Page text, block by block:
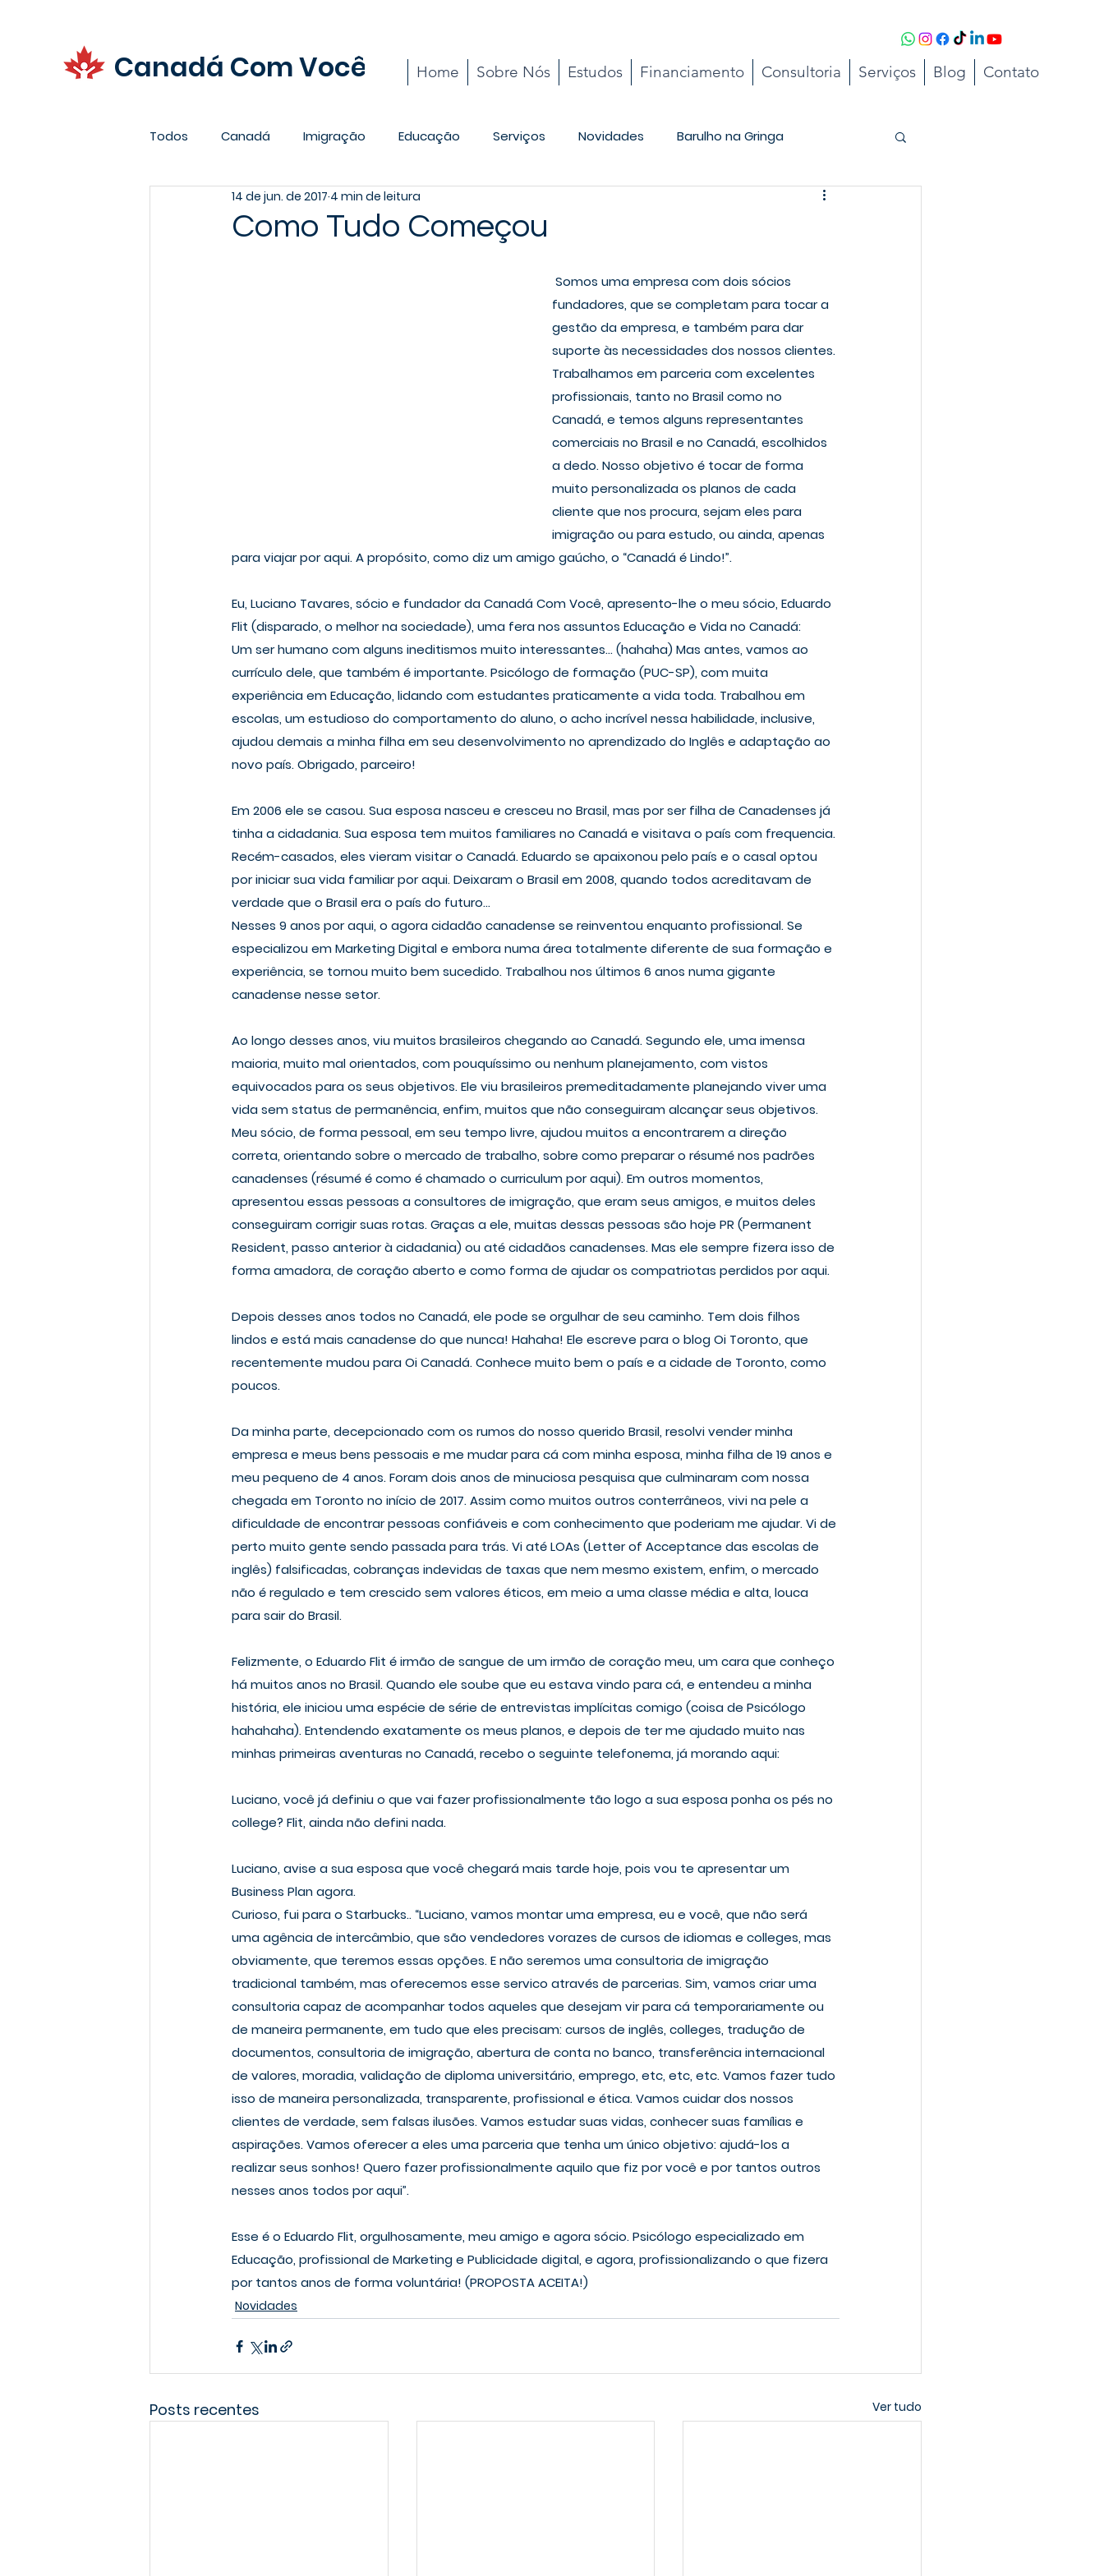
Canadá Com Você Home Sobre Nós Estudos Financiamento Consultoria Serviços Blog Contato
Todos Canadá Imigração Educação Serviços Novidades Barulho na Gringa
Promoções Carreira Cotidiano
Como Tudo Começou
14 de jun. de 2017 4 min de leitura
fundadores, que se completam para tocar a
gestão da empresa, e também para dar
suporte às necessidades dos nossos clientes.
Trabalhamos em parceria com excelentes
profissionais, tanto no Brasil como no
Canadá, e temos alguns representantes
comerciais no Brasil e no Canadá, escolhidos
a dedo. Nosso objetivo é tocar de forma
muito personalizada os planos de cada
cliente que nos procura, sejam eles para
imigração ou para estudo, ou ainda, apenas
para viajar por aqui. A propósito, como diz um amigo gaúcho, o “Canadá é Lindo!”.
Eu, Luciano Tavares, sócio e fundador da Canadá Com Você, apresento-lhe o meu sócio, Eduardo
Flit (disparado, o melhor na sociedade), uma fera nos assuntos Educação e Vida no Canadá:
Um ser humano com alguns ineditismos muito interessantes… (hahaha) Mas antes, vamos ao
currículo dele, que também é importante. Psicólogo de formação (PUC-SP), com muita
experiência em Educação, lidando com estudantes praticamente a vida toda. Trabalhou em
escolas, um estudioso do comportamento do aluno, o acho incrível nessa habilidade, inclusive,
ajudou demais a minha filha em seu desenvolvimento no aprendizado do Inglês e adaptação ao
novo país. Obrigado, parceiro!
Em 2006 ele se casou. Sua esposa nasceu e cresceu no Brasil, mas por ser filha de Canadenses já
tinha a cidadania. Sua esposa tem muitos familiares no Canadá e visitava o país com frequencia.
Recém-casados, eles vieram visitar o Canadá. Eduardo se apaixonou pelo país e o casal optou
por iniciar sua vida familiar por aqui. Deixaram o Brasil em 2008, quando todos acreditavam de
verdade que o Brasil era o país do futuro…
Nesses 9 anos por aqui, o agora cidadão canadense se reinventou enquanto profissional. Se
especializou em Marketing Digital e embora numa área totalmente diferente de sua formação e
experiência, se tornou muito bem sucedido. Trabalhou nos últimos 6 anos numa gigante
canadense nesse setor.
Ao longo desses anos, viu muitos brasileiros chegando ao Canadá. Segundo ele, uma imensa
maioria, muito mal orientados, com pouquíssimo ou nenhum planejamento, com vistos
equivocados para os seus objetivos. Ele viu brasileiros premeditadamente planejando viver uma
vida sem status de permanência, enfim, muitos que não conseguiram alcançar seus objetivos.
Meu sócio, de forma pessoal, em seu tempo livre, ajudou muitos a encontrarem a direção
correta, orientando sobre o mercado de trabalho, sobre como preparar o résumé nos padrões
canadenses (résumé é como é chamado o curriculum por aqui). Em outros momentos,
apresentou essas pessoas a consultores de imigração, que eram seus amigos, e muitos deles
conseguiram corrigir suas rotas. Graças a ele, muitas dessas pessoas são hoje PR (Permanent
Resident, passo anterior à cidadania) ou até cidadãos canadenses. Mas ele sempre fizera isso de
forma amadora, de coração aberto e como forma de ajudar os compatriotas perdidos por aqui.
Depois desses anos todos no Canadá, ele pode se orgulhar de seu caminho. Tem dois filhos
lindos e está mais canadense do que nunca! Hahaha! Ele escreve para o blog Oi Toronto, que
recentemente mudou para Oi Canadá. Conhece muito bem o país e a cidade de Toronto, como
poucos.
Da minha parte, decepcionado com os rumos do nosso querido Brasil, resolvi vender minha
empresa e meus bens pessoais e me mudar para cá com minha esposa, minha filha de 19 anos e
meu pequeno de 4 anos. Foram dois anos de minuciosa pesquisa que culminaram com nossa
chegada em Toronto no início de 2017. Assim como muitos outros conterrâneos, vivi na pele a
dificuldade de encontrar pessoas confiáveis e com conhecimento que poderiam me ajudar. Vi de
perto muito gente sendo passada para trás. Vi até LOAs (Letter of Acceptance das escolas de
inglês) falsificadas, cobranças indevidas de taxas que nem mesmo existem, enfim, o mercado
não é regulado e tem crescido sem valores éticos, em meio a uma classe média e alta, louca
para sair do Brasil.
Felizmente, o Eduardo Flit é irmão de sangue de um irmão de coração meu, um cara que conheço
há muitos anos no Brasil. Quando ele soube que eu estava vindo para cá, e entendeu a minha
história, ele iniciou uma espécie de série de entrevistas implícitas comigo (coisa de Psicólogo
hahahaha). Entendendo exatamente os meus planos, e depois de ter me ajudado muito nas
minhas primeiras aventuras no Canadá, recebo o seguinte telefonema, já morando aqui:
Luciano, você já definiu o que vai fazer profissionalmente tão logo a sua esposa ponha os pés no
college? Flit, ainda não defini nada.
Luciano, avise a sua esposa que você chegará mais tarde hoje, pois vou te apresentar um
Business Plan agora.
Curioso, fui para o Starbucks.. “Luciano, vamos montar uma empresa, eu e você, que não será
uma agência de intercâmbio, que são vendedores vorazes de cursos de idiomas e colleges, mas
obviamente, que teremos essas opções. E não seremos uma consultoria de imigração
tradicional também, mas oferecemos esse servico através de parcerias. Sim, vamos criar uma
consultoria capaz de acompanhar todos aqueles que desejam vir para cá temporariamente ou
de maneira permanente, em tudo que eles precisam: cursos de inglês, colleges, tradução de
documentos, consultoria de imigração, abertura de conta no banco, transferência internacional
de valores, moradia, validação de diploma universitário, emprego, etc, etc, etc. Vamos fazer tudo
isso de maneira personalizada, transparente, profissional e ética. Vamos cuidar dos nossos
clientes de verdade, sem falsas ilusões. Vamos estudar suas vidas, conhecer suas famílias e
aspirações. Vamos oferecer a eles uma parceria que tenha um único objetivo: ajudá-los a
realizar seus sonhos! Quero fazer profissionalmente aquilo que fiz por você e por tantos outros
nesses anos todos por aqui”.
Esse é o Eduardo Flit, orgulhosamente, meu amigo e agora sócio. Psicólogo especializado em
Educação, profissional de Marketing e Publicidade digital, e agora, profissionalizando o que fizera
por tantos anos de forma voluntária! (PROPOSTA ACEITA!)
Novidades
Posts recentes Ver tudo